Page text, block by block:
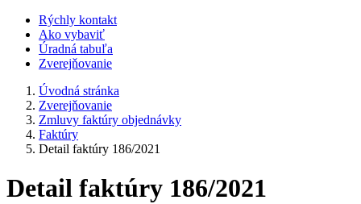
Rýchly kontakt
Ako vybaviť
Úradná tabuľa
Zverejňovanie
Úvodná stránka
Zverejňovanie
Zmluvy faktúry objednávky
Faktúry
Detail faktúry 186/2021
Detail faktúry 186/2021